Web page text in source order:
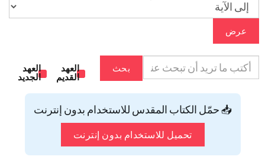
عرض
بحث
العهد
القديم
العهد
الجديد
📥 حمّل الكتاب المقدس للاستخدام بدون إنترنت
تحميل للاستخدام بدون إنترنت